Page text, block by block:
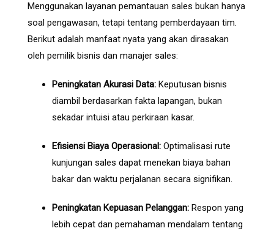
Menggunakan layanan pemantauan sales bukan hanya
soal pengawasan, tetapi tentang pemberdayaan tim.
Berikut adalah manfaat nyata yang akan dirasakan
oleh pemilik bisnis dan manajer sales:
Peningkatan Akurasi Data: Keputusan bisnis
diambil berdasarkan fakta lapangan, bukan
sekadar intuisi atau perkiraan kasar.
Efisiensi Biaya Operasional: Optimalisasi rute
kunjungan sales dapat menekan biaya bahan
bakar dan waktu perjalanan secara signifikan.
Peningkatan Kepuasan Pelanggan: Respon yang
lebih cepat dan pemahaman mendalam tentang